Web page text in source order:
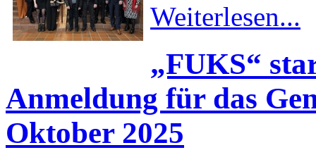
Weiterlesen...
„FUKS“
Anmeldung für das
Oktober 2025